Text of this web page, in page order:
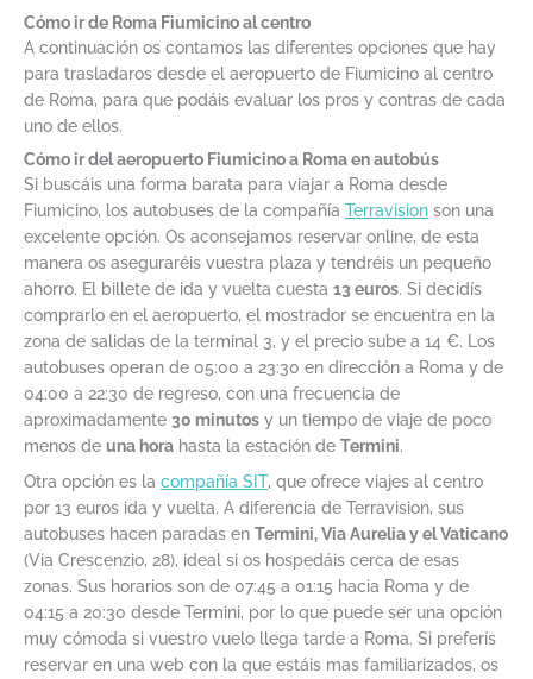
Cómo ir de Roma Fiumicino al centro
A continuación os contamos las diferentes opciones que hay
para trasladaros desde el aeropuerto de Fiumicino al centro
de Roma, para que podáis evaluar los pros y contras de cada
uno de ellos.
Cómo ir del aeropuerto Fiumicino a Roma en autobús
Si buscáis una forma barata para viajar a Roma desde
Fiumicino, los autobuses de la compañía Terravision son una
excelente opción. Os aconsejamos reservar online, de esta
manera os aseguraréis vuestra plaza y tendréis un pequeño
ahorro. El billete de ida y vuelta cuesta 13 euros. Si decidís
comprarlo en el aeropuerto, el mostrador se encuentra en la
zona de salidas de la terminal 3, y el precio sube a 14 €. Los
autobuses operan de 05:00 a 23:30 en dirección a Roma y de
04:00 a 22:30 de regreso, con una frecuencia de
aproximadamente 30 minutos y un tiempo de viaje de poco
menos de una hora hasta la estación de Termini.
Otra opción es la compañía SIT, que ofrece viajes al centro
por 13 euros ida y vuelta. A diferencia de Terravision, sus
autobuses hacen paradas en Termini, Via Aurelia y el Vaticano
(Via Crescenzio, 28), ideal si os hospedáis cerca de esas
zonas. Sus horarios son de 07:45 a 01:15 hacia Roma y de
04:15 a 20:30 desde Termini, por lo que puede ser una opción
muy cómoda si vuestro vuelo llega tarde a Roma. Si preferís
reservar en una web con la que estáis mas familiarizados, os